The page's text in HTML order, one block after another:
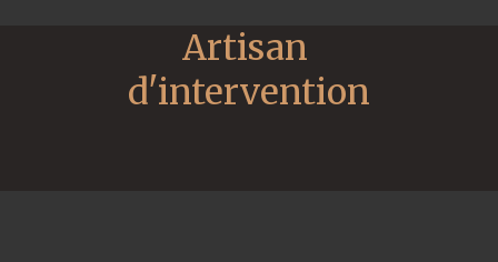
Artisan
d'intervention